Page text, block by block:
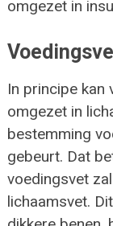
omgezet in
In principe kan
omgezet in
bestemming
gebeurt. Dat
voedingsvet
lichaamsvet.